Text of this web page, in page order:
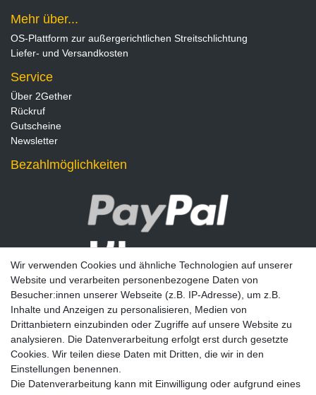
Mehr über...
OS-Plattform zur außergerichtlichen Streitschlichtung
Liefer- und Versandkosten
Service
Über 2Gether
Rückruf
Gutscheine
Newsletter
Bezahlmöglichkeiten
Newsletter
E-MAIL **
Wir verwenden Cookies und ähnliche Technologien auf unserer
Website und verarbeiten personenbezogene Daten von
Besucher:innen unserer Webseite (z.B. IP-Adresse), um z.B.
Inhalte und Anzeigen zu personalisieren, Medien von
Drittanbietern einzubinden oder Zugriffe auf unsere Website zu
analysieren. Die Datenverarbeitung erfolgt erst durch gesetzte
Cookies. Wir teilen diese Daten mit Dritten, die wir in den
Einstellungen benennen.
Die Datenverarbeitung kann mit Einwilligung oder aufgrund eines